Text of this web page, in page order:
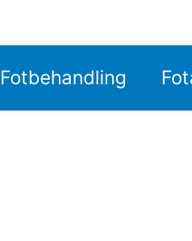
Fotbehandling